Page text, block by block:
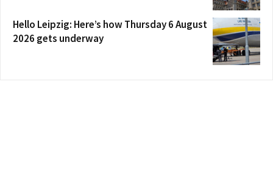
Hello Leipzig: Here’s how Thursday 6 August
2026 gets underway